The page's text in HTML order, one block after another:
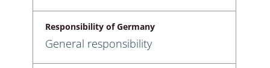
Responsibility of Germany
General responsibility